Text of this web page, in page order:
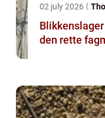
02 july 2026
Blikkenslager viborg
den rette